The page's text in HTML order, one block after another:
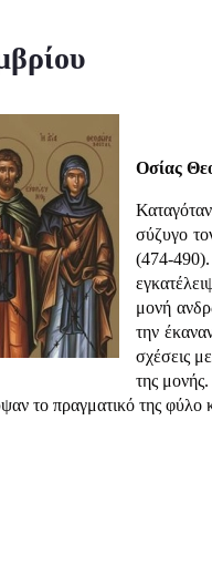
Οσίας
σύζυγο
(474-
μονή
την
σχέσεις
της
το πραγματικό της φύλο